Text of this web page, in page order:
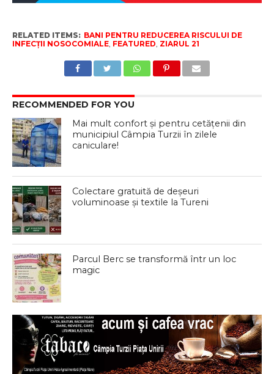
RELATED ITEMS: BANI PENTRU REDUCEREA RISCULUI DE
INFECȚII NOSOCOMIALE, FEATURED, ZIARUL 21
RECOMMENDED FOR YOU
Mai mult confort și pentru cetățenii din
municipiul Câmpia Turzii în zilele
caniculare!
Colectare gratuită de deșeuri
voluminoase și textile la Tureni
Parcul Berc se transformă într un loc
magic